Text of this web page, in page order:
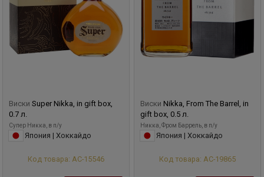
Виски Super Nikka, in gift box,
0.7 л.
Супер Никка, в п/у
Япония | Хоккайдо
Код товара: АС-15546
Виски Nikka, From The Barrel, in
gift box, 0.5 л.
Никка, Фром Баррель, в п/у
Япония | Хоккайдо
Код товара: АС-19865